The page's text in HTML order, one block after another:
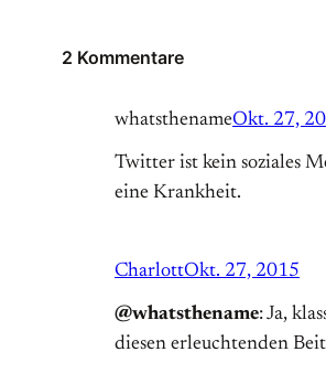
2 Kommentare
whatsthenameOkt. 27,
Twitter ist kein soziales
eine Krankheit.
CharlottOkt. 27, 2015
@whatsthename: Ja,
diesen erleuchtenden